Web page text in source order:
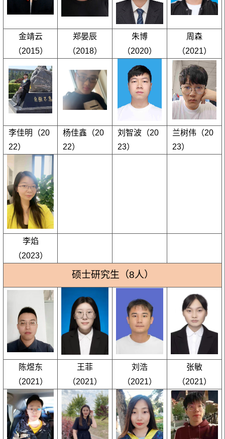
金靖云
（2015）
郑晏辰
（2018）
朱博
（2020）
周森
（2021）
李佳明（20
22）
杨佳鑫（20
22）
刘智波（20
23）
兰树伟（20
23）
李焰
（2023）
硕士研究生（8人）
陈煜东
（2021）
王菲
（2021）
刘浩
（2021）
张敏
（2021）